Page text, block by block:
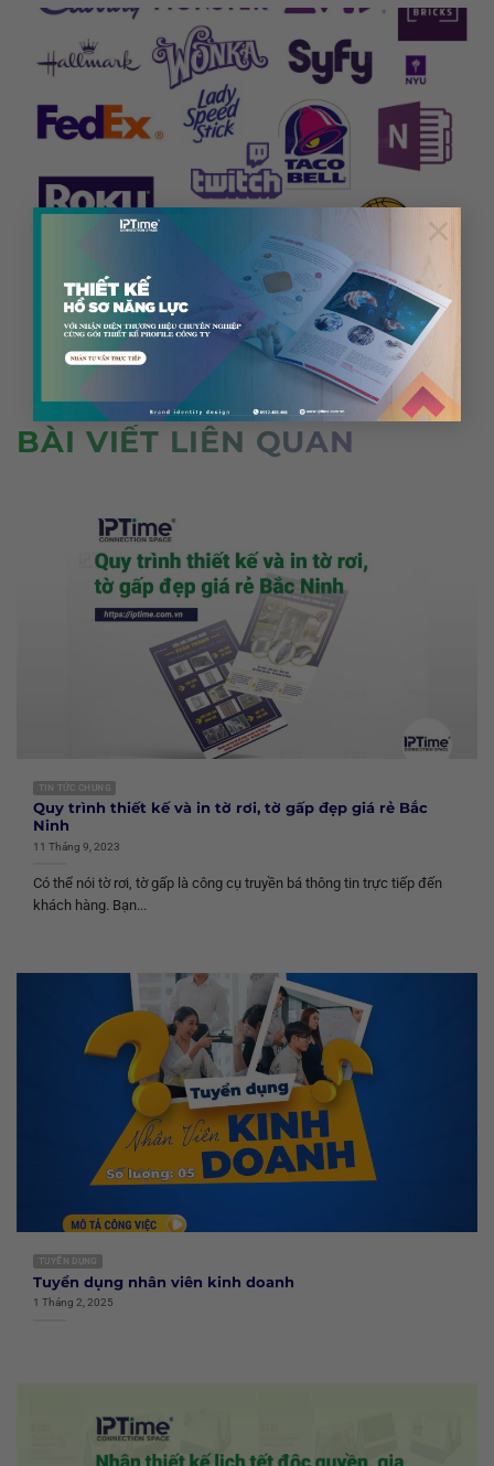
×
Logo Đen Trắng vs Logo Màu: Khi Nào Dùng Bản Nào
Và Tại Sao Cần Cả Hai?
TẢI THÊM / 1411)
BÀI VIẾT LIÊN QUAN
TIN TỨC CHUNG
Quy trình thiết kế và in tờ rơi, tờ gấp đẹp giá rẻ Bắc
Ninh
11 Tháng 9, 2023
Có thể nói tờ rơi, tờ gấp là công cụ truyền bá thông tin trực tiếp đến
khách hàng. Bạn...
TUYỂN DỤNG
Tuyển dụng nhân viên kinh doanh
1 Tháng 2, 2025